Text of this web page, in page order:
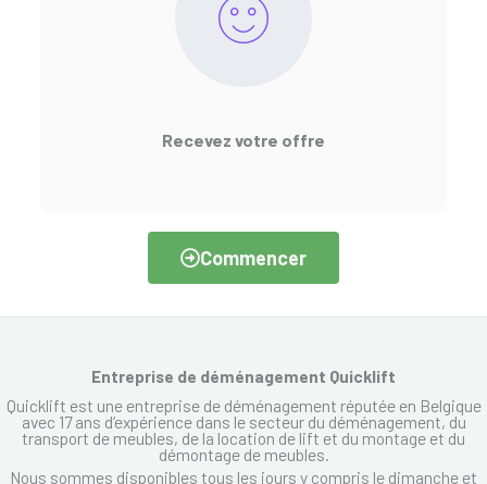
Recevez votre offre
Commencer
Entreprise de déménagement Quicklift
Quicklift est une entreprise de déménagement réputée en Belgique
avec 17 ans d’expérience dans le secteur du déménagement, du
transport de meubles, de la location de lift et du montage et du
démontage de meubles.
Nous sommes disponibles tous les jours y compris le dimanche et